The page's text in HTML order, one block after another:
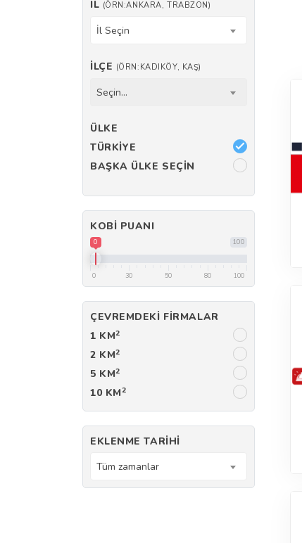
İL (ÖRN:ANKARA, TRABZON)
İl Seçin
İLÇE (ÖRN:KADIKÖY, KAŞ)
Seçin...
ÜLKE
TÜRKIYE
BAŞKA ÜLKE SEÇIN
KOBI PUANI
100
0
0 30 50 80 100
ÇEVREMDEKI FIRMALAR
1 KM2
2 KM2
5 KM2
10 KM2
EKLENME TARIHI
Tüm zamanlar